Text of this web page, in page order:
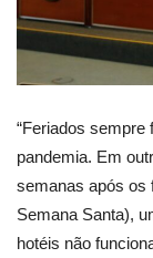
“Feriados
pandemia. Em
semanas após os
Semana Santa),
hotéis não